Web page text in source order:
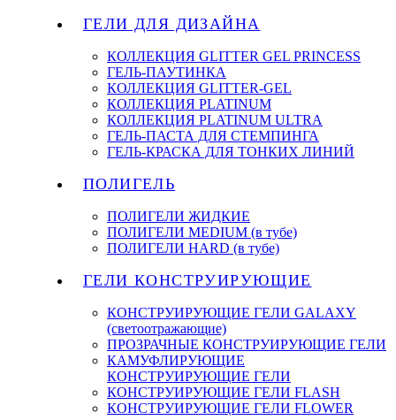
ГЕЛИ ДЛЯ ДИЗАЙНА
КОЛЛЕКЦИЯ GLITTER GEL PRINCESS
ГЕЛЬ-ПАУТИНКА
КОЛЛЕКЦИЯ GLITTER-GEL
КОЛЛЕКЦИЯ PLATINUM
КОЛЛЕКЦИЯ PLATINUM ULTRA
ГЕЛЬ-ПАСТА ДЛЯ СТЕМПИНГА
ГЕЛЬ-КРАСКА ДЛЯ ТОНКИХ ЛИНИЙ
ПОЛИГЕЛЬ
ПОЛИГЕЛИ ЖИДКИЕ
ПОЛИГЕЛИ MEDIUM (в тубе)
ПОЛИГЕЛИ HARD (в тубе)
ГЕЛИ КОНСТРУИРУЮЩИЕ
КОНСТРУИРУЮЩИЕ ГЕЛИ GALAXY
(светоотражающие)
ПРОЗРАЧНЫЕ КОНСТРУИРУЮЩИЕ ГЕЛИ
КАМУФЛИРУЮЩИЕ
КОНСТРУИРУЮЩИЕ ГЕЛИ
КОНСТРУИРУЮЩИЕ ГЕЛИ FLASH
КОНСТРУИРУЮЩИЕ ГЕЛИ FLOWER